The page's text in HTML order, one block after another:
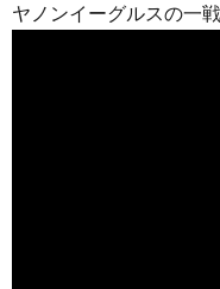
ヤノンイーグルスの一